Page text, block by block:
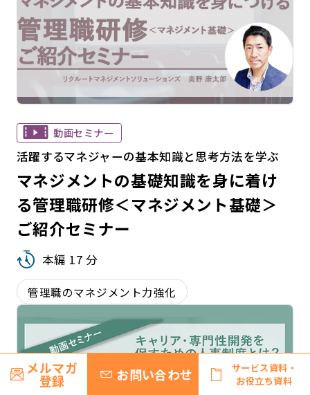
動画セミナー
活躍するマネジャーの基本知識と思考方法を学ぶ
マネジメントの基礎知識を身に着け
る管理職研修＜マネジメント基礎＞
ご紹介セミナー
本編 17 分
管理職のマネジメント力強化
メルマガ
登録 お問い合わせ
サービス資料・
お役立ち資料